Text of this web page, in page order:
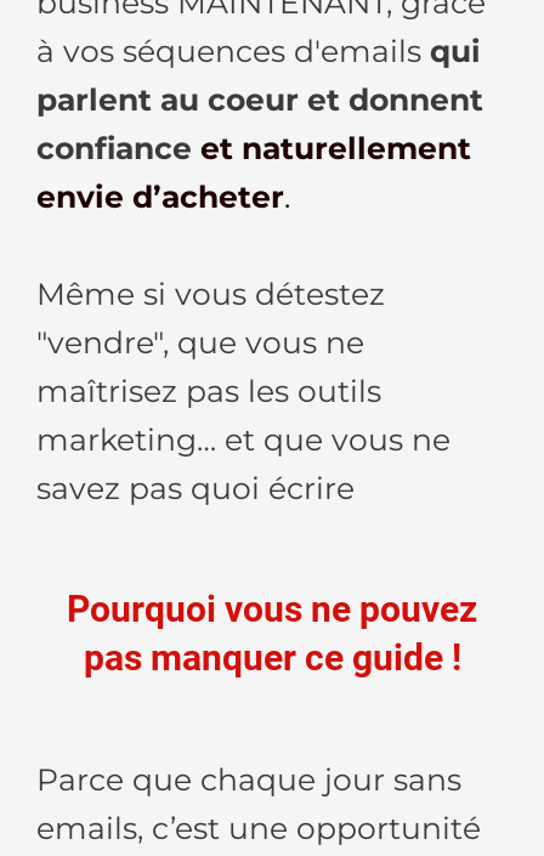
à vos séquences d'emails qui
parlent au coeur et donnent
confiance et naturellement
envie d’acheter.
Même si vous détestez
"vendre", que vous ne
maîtrisez pas les outils
marketing… et que vous ne
savez pas quoi écrire
Pourquoi vous ne pouvez
pas manquer ce guide !
Parce que chaque jour sans
emails, c’est une opportunité